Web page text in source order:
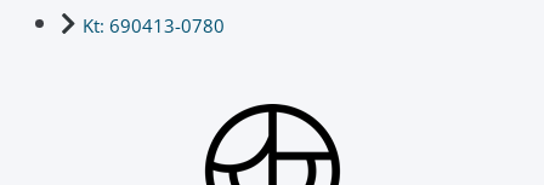
Kt: 690413-0780